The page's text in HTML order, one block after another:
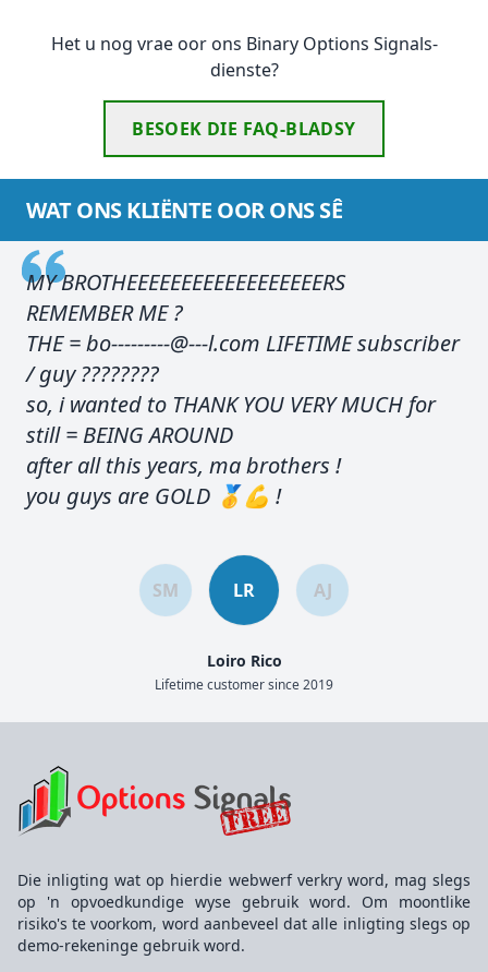
Het u nog vrae oor ons Binary Options Signals-
dienste?
BESOEK DIE FAQ-BLADSY
WAT ONS KLIËNTE OOR ONS SÊ
MY BROTHEEEEEEEEEEEEEEEEEERS
REMEMBER ME ?
THE = bo---------@---l.com LIFETIME subscriber
/ guy ????????
so, i wanted to THANK YOU VERY MUCH for
still = BEING AROUND
after all this years, ma brothers !
you guys are GOLD 🥇💪 !
SM LR AJ
Loiro Rico
Lifetime customer since 2019
Die inligting wat op hierdie webwerf verkry word, mag slegs
op 'n opvoedkundige wyse gebruik word. Om moontlike
risiko's te voorkom, word aanbeveel dat alle inligting slegs op
demo-rekeninge gebruik word.